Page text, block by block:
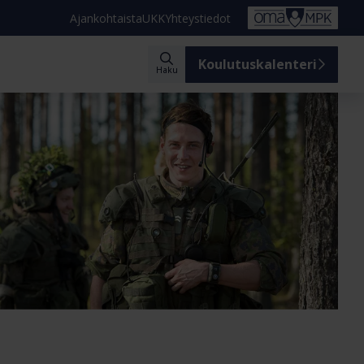
AjankohtaistaUKKYhteystiedot
Haku Koulutuskalenteri